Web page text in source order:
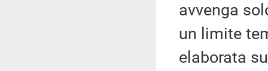
avvenga
un limite
elaborata